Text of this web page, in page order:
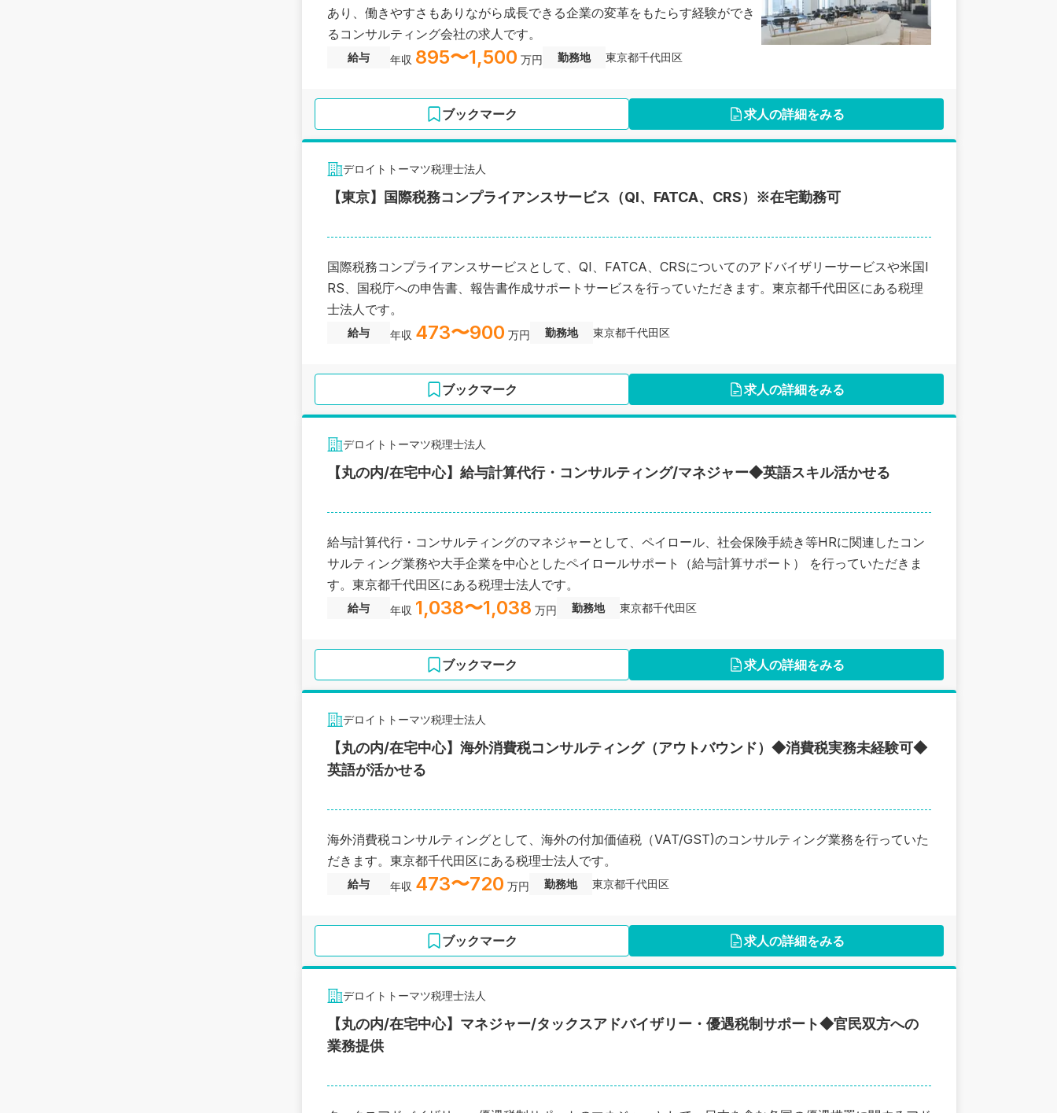
あり、働きやすさもありながら成長できる企業の変革をもたらす経験ができ
るコンサルティング会社の求人です。
給与 年収 895〜1,500 万円 勤務地 東京都千代田区
ブックマーク 求人の詳細をみる
デロイトトーマツ税理士法人
【東京】国際税務コンプライアンスサービス（QI、FATCA、CRS）※在宅勤務可
国際税務コンプライアンスサービスとして、QI、FATCA、CRSについてのアドバイザリーサービスや米国I
RS、国税庁への申告書、報告書作成サポートサービスを行っていただきます。東京都千代田区にある税理
士法人です。
給与 年収 473〜900 万円 勤務地 東京都千代田区
ブックマーク 求人の詳細をみる
デロイトトーマツ税理士法人
【丸の内/在宅中心】給与計算代行・コンサルティング/マネジャー◆英語スキル活かせる
給与計算代行・コンサルティングのマネジャーとして、ペイロール、社会保険手続き等HRに関連したコン
サルティング業務や大手企業を中心としたペイロールサポート（給与計算サポート） を行っていただきま
す。東京都千代田区にある税理士法人です。
給与 年収 1,038〜1,038 万円 勤務地 東京都千代田区
ブックマーク 求人の詳細をみる
デロイトトーマツ税理士法人
【丸の内/在宅中心】海外消費税コンサルティング（アウトバウンド）◆消費税実務未経験可◆
英語が活かせる
海外消費税コンサルティングとして、海外の付加価値税（VAT/GST)のコンサルティング業務を行っていた
だきます。東京都千代田区にある税理士法人です。
給与 年収 473〜720 万円 勤務地 東京都千代田区
ブックマーク 求人の詳細をみる
デロイトトーマツ税理士法人
【丸の内/在宅中心】マネジャー/タックスアドバイザリー・優遇税制サポート◆官民双方への
業務提供